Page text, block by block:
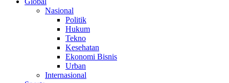
Nasional
Politik
Hukum
Tekno
Kesehatan
Ekonomi Bisnis
Urban
Internasional